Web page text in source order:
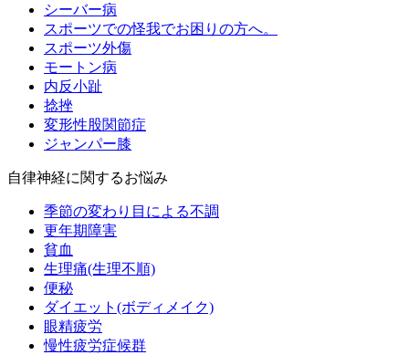
シーバー病
スポーツでの怪我でお困りの方へ。
スポーツ外傷
モートン病
内反小趾
捻挫
変形性股関節症
ジャンパー膝
自律神経に関するお悩み
季節の変わり目による不調
更年期障害
貧血
生理痛(生理不順)
便秘
ダイエット(ボディメイク)
眼精疲労
慢性疲労症候群